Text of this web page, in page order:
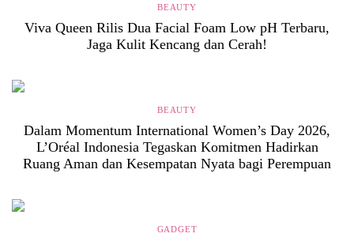
BEAUTY
Viva Queen Rilis Dua Facial Foam Low pH Terbaru,
Jaga Kulit Kencang dan Cerah!
BEAUTY
Dalam Momentum International Women’s Day 2026,
L’Oréal Indonesia Tegaskan Komitmen Hadirkan
Ruang Aman dan Kesempatan Nyata bagi Perempuan
GADGET